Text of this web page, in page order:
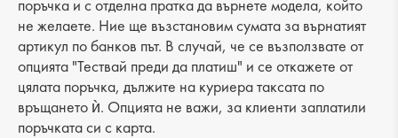
поръчка и с отделна пратка да върнете модела, който
не желаете. Ние ще възстановим сумата за върнатият
артикул по банков път. В случай, че се възползвате от
опцията "Тествай преди да платиш" и се откажете от
цялата поръчка, дължите на куриера таксата по
връщането ѝ. Опцията не важи, за клиенти заплатили
поръчката си с карта.